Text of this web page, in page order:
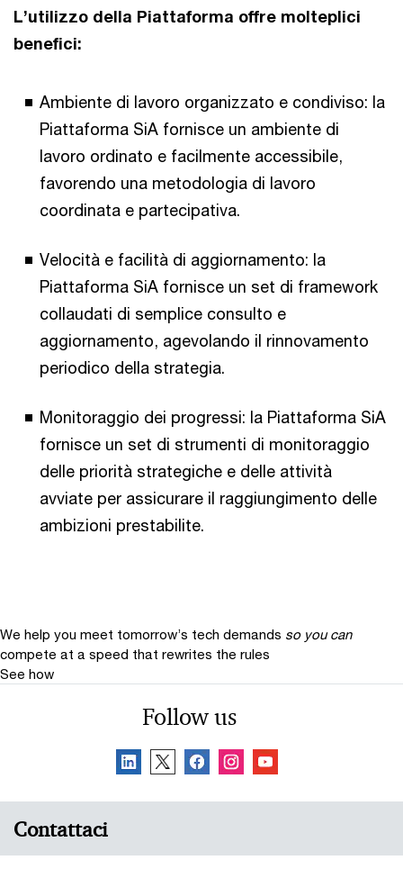
L’utilizzo della Piattaforma offre molteplici
benefici:
Ambiente di lavoro organizzato e condiviso: la
Piattaforma SiA fornisce un ambiente di
lavoro ordinato e facilmente accessibile,
favorendo una metodologia di lavoro
coordinata e partecipativa.
Velocità e facilità di aggiornamento: la
Piattaforma SiA fornisce un set di framework
collaudati di semplice consulto e
aggiornamento, agevolando il rinnovamento
periodico della strategia.
Monitoraggio dei progressi: la Piattaforma SiA
fornisce un set di strumenti di monitoraggio
delle priorità strategiche e delle attività
avviate per assicurare il raggiungimento delle
ambizioni prestabilite.
We help you meet tomorrow’s tech demands so you can
compete at a speed that rewrites the rules
See how
Follow us
Contattaci